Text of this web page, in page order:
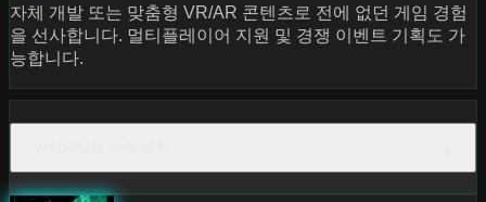
자체 개발 또는 맞춤형 VR/AR 콘텐츠로 전에 없던 게임 경험
을 선사합니다. 멀티플레이어 지원 및 경쟁 이벤트 기획도 가
능합니다.